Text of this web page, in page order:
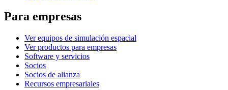
Para empresas
Ver equipos de simulación espacial
Ver productos para empresas
Software y servicios
Socios
Socios de alianza
Recursos empresariales